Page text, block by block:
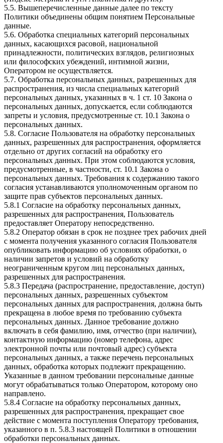
5.5. Вышеперечисленные данные далее по тексту
Политики объединены общим понятием Персональные
данные.
5.6. Обработка специальных категорий персональных
данных, касающихся расовой, национальной
принадлежности, политических взглядов, религиозных
или философских убеждений, интимной жизни,
Оператором не осуществляется.
5.7. Обработка персональных данных, разрешенных для
распространения, из числа специальных категорий
персональных данных, указанных в ч. 1 ст. 10 Закона о
персональных данных, допускается, если соблюдаются
запреты и условия, предусмотренные ст. 10.1 Закона о
персональных данных.
5.8. Согласие Пользователя на обработку персональных
данных, разрешенных для распространения, оформляется
отдельно от других согласий на обработку его
персональных данных. При этом соблюдаются условия,
предусмотренные, в частности, ст. 10.1 Закона о
персональных данных. Требования к содержанию такого
согласия устанавливаются уполномоченным органом по
защите прав субъектов персональных данных.
5.8.1 Согласие на обработку персональных данных,
разрешенных для распространения, Пользователь
предоставляет Оператору непосредственно.
5.8.2 Оператор обязан в срок не позднее трех рабочих дней
с момента получения указанного согласия Пользователя
опубликовать информацию об условиях обработки, о
наличии запретов и условий на обработку
неограниченным кругом лиц персональных данных,
разрешенных для распространения.
5.8.3 Передача (распространение, предоставление, доступ)
персональных данных, разрешенных субъектом
персональных данных для распространения, должна быть
прекращена в любое время по требованию субъекта
персональных данных. Данное требование должно
включать в себя фамилию, имя, отчество (при наличии),
контактную информацию (номер телефона, адрес
электронной почты или почтовый адрес) субъекта
персональных данных, а также перечень персональных
данных, обработка которых подлежит прекращению.
Указанные в данном требовании персональные данные
могут обрабатываться только Оператором, которому оно
направлено.
5.8.4 Согласие на обработку персональных данных,
разрешенных для распространения, прекращает свое
действие с момента поступления Оператору требования,
указанного в п. 5.8.3 настоящей Политики в отношении
обработки персональных данных.